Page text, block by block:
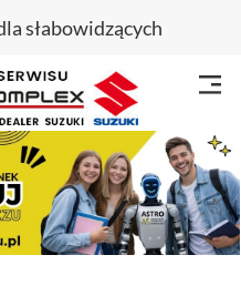
słabowidzących